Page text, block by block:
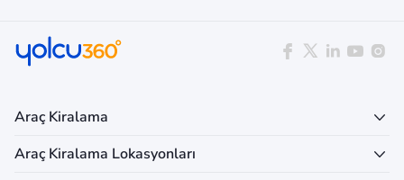
Araç Kiralama
Araç Kiralama Lokasyonları